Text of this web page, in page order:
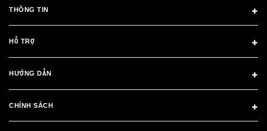
THÔNG TIN
HỖ TRỢ
HƯỚNG DẪN
CHÍNH SÁCH